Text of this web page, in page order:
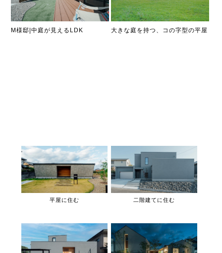
M様邸|中庭が見えるLDK 大きな庭を持つ、コの字型の平屋
平屋に住む 二階建てに住む